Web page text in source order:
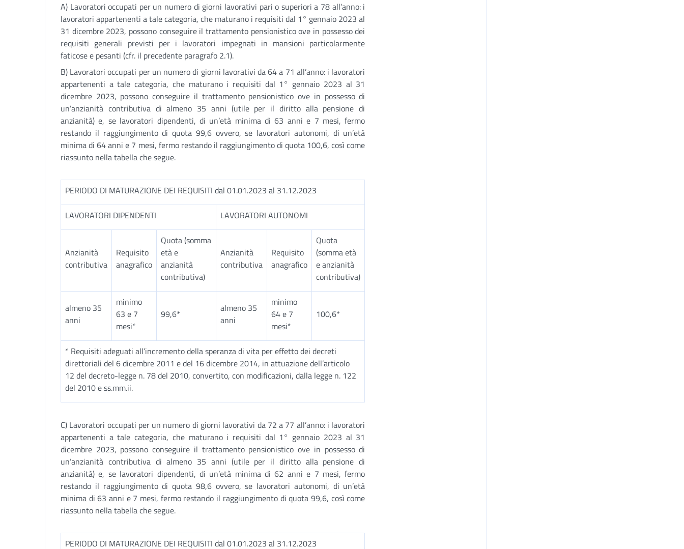
A) Lavoratori occupati per un numero di giorni lavorativi pari o superiori a 78 all’anno: i
lavoratori appartenenti a tale categoria, che maturano i requisiti dal 1° gennaio 2023 al
31 dicembre 2023, possono conseguire il trattamento pensionistico ove in possesso dei
requisiti generali previsti per i lavoratori impegnati in mansioni particolarmente
faticose e pesanti (cfr. il precedente paragrafo 2.1).
B) Lavoratori occupati per un numero di giorni lavorativi da 64 a 71 all’anno: i lavoratori
appartenenti a tale categoria, che maturano i requisiti dal 1° gennaio 2023 al 31
dicembre 2023, possono conseguire il trattamento pensionistico ove in possesso di
un’anzianità contributiva di almeno 35 anni (utile per il diritto alla pensione di
anzianità) e, se lavoratori dipendenti, di un’età minima di 63 anni e 7 mesi, fermo
restando il raggiungimento di quota 99,6 ovvero, se lavoratori autonomi, di un’età
minima di 64 anni e 7 mesi, fermo restando il raggiungimento di quota 100,6, così come
riassunto nella tabella che segue.
PERIODO DI MATURAZIONE DEI REQUISITI dal 01.01.2023 al 31.12.2023
LAVORATORI DIPENDENTI LAVORATORI AUTONOMI
Anzianità
contributiva
Requisito
anagrafico
Quota (somma
età e
anzianità
contributiva)
Anzianità
contributiva
Requisito
anagrafico
Quota
(somma età
e anzianità
contributiva)
almeno 35
anni
minimo
63 e 7
mesi*
99,6*
almeno 35
anni
minimo
64 e 7
mesi*
100,6*
* Requisiti adeguati all’incremento della speranza di vita per effetto dei decreti
direttoriali del 6 dicembre 2011 e del 16 dicembre 2014, in attuazione dell’articolo
12 del decreto-legge n. 78 del 2010, convertito, con modificazioni, dalla legge n. 122
del 2010 e ss.mm.ii.
C) Lavoratori occupati per un numero di giorni lavorativi da 72 a 77 all’anno: i lavoratori
appartenenti a tale categoria, che maturano i requisiti dal 1° gennaio 2023 al 31
dicembre 2023, possono conseguire il trattamento pensionistico ove in possesso di
un’anzianità contributiva di almeno 35 anni (utile per il diritto alla pensione di
anzianità) e, se lavoratori dipendenti, di un’età minima di 62 anni e 7 mesi, fermo
restando il raggiungimento di quota 98,6 ovvero, se lavoratori autonomi, di un’età
minima di 63 anni e 7 mesi, fermo restando il raggiungimento di quota 99,6, così come
riassunto nella tabella che segue.
PERIODO DI MATURAZIONE DEI REQUISITI dal 01.01.2023 al 31.12.2023